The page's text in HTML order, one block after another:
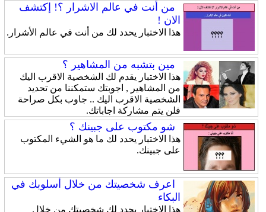
من أنت في عالم الاشرار ؟! إكتشف
الان !
هذا الاختبار يحدد لك من أنت في عالم الأشرار.
مين بتشبه من المشاهير ؟
هذا الاختبار يقدم لك الشخصية الاقرب اليك
من المشاهير , اجوبتك ستمكننا من تحديد
الشخصية الاقرب اليك .. جاوب بكل صراحة
فلن يتم مشاركة اجاباتك.
شو مكتوب على جبينك ؟
هذا الاختبار يحدد لك ما هو الشيء المكتوب
على جبينك.
اعرف شخصيتك من خلال أسلوبك في
البكاء
هذا الاختبار يحدد لك شخصيتك من خلال